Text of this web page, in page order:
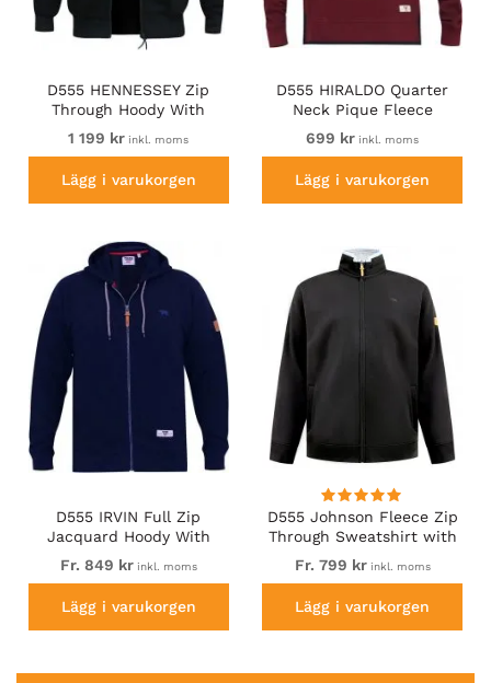
D555 HENNESSEY Zip
Through Hoody With
Sherpa Lining Black
1 199 kr inkl. moms
Lägg i varukorgen
D555 HIRALDO Quarter
Neck Pique Fleece
Sweatshirt With Chest
Embroidery Red
699 kr inkl. moms
Lägg i varukorgen
D555 IRVIN Full Zip
Jacquard Hoody With
Chest Embroidery Navy
Fr. 849 krinkl. moms
Lägg i varukorgen
D555 Johnson Fleece Zip
Through Sweatshirt with
Chest Embroidery
Fr. 799 krinkl. moms
Lägg i varukorgen